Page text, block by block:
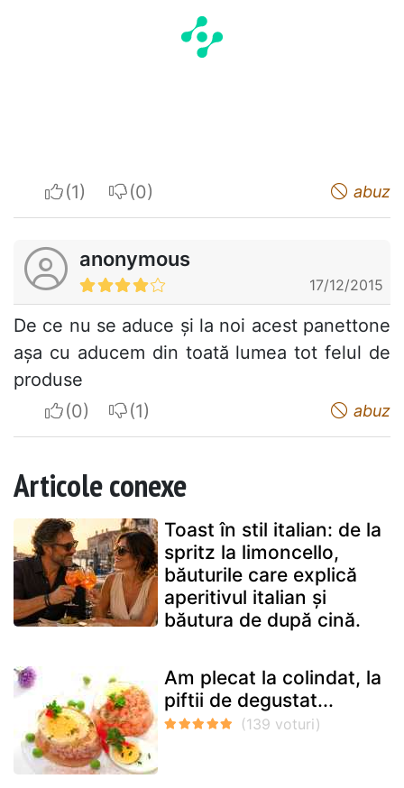
I apreciateI do not appreciate abuz
anonymous
17/12/2015
De ce nu se aduce și la noi acest panettone
așa cu aducem din toată lumea tot felul de
produse
I apreciateI do not appreciate abuz
Articole conexe
Toast în stil italian: de la
spritz la limoncello,
băuturile care explică
aperitivul italian și
băutura de după cină.
Am plecat la colindat, la
piftii de degustat...